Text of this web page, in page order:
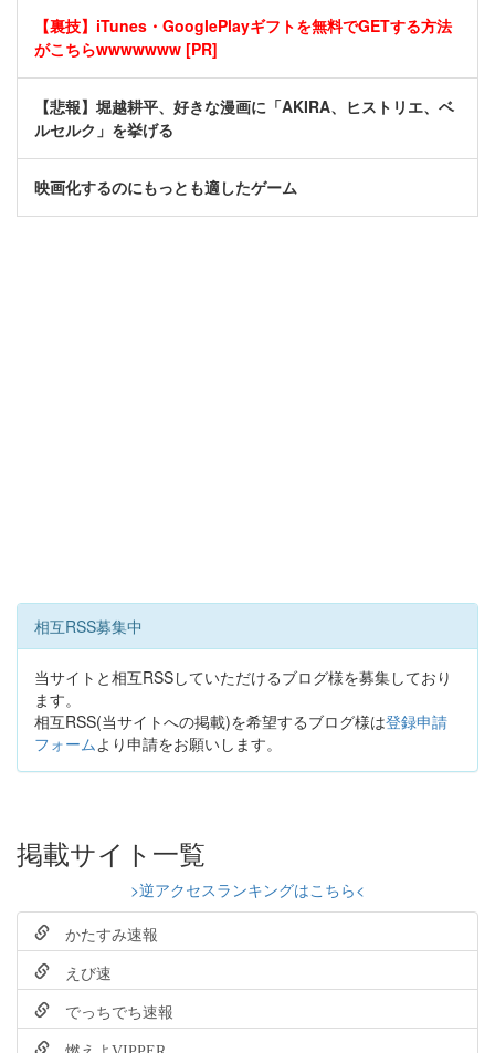
【裏技】iTunes・GooglePlayギフトを無料でGETする方法
がこちらwwwwwww [PR]
【悲報】堀越耕平、好きな漫画に「AKIRA、ヒストリエ、ベ
ルセルク」を挙げる
映画化するのにもっとも適したゲーム
相互RSS募集中
当サイトと相互RSSしていただけるブログ様を募集しており
ます。
相互RSS(当サイトへの掲載)を希望するブログ様は登録申請
フォームより申請をお願いします。
掲載サイト一覧
>逆アクセスランキングはこちら<
かたすみ速報
えび速
でっちでち速報
燃えよVIPPER